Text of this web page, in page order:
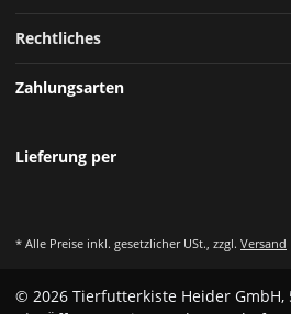
Rechtliches
Zahlungsarten
Lieferung per
* Alle Preise inkl. gesetzlicher USt., zzgl. Versand
© 2026 Tierfutterkiste Heider GmbH,